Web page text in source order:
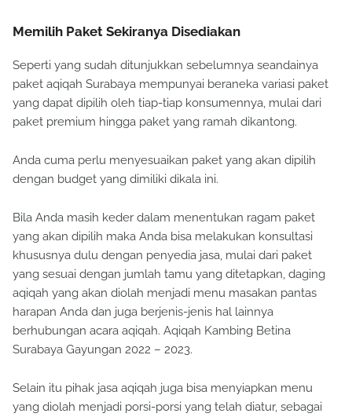
Memilih Paket Sekiranya Disediakan
Seperti yang sudah ditunjukkan sebelumnya seandainya
paket aqiqah Surabaya mempunyai beraneka variasi paket
yang dapat dipilih oleh tiap-tiap konsumennya, mulai dari
paket premium hingga paket yang ramah dikantong.
Anda cuma perlu menyesuaikan paket yang akan dipilih
dengan budget yang dimiliki dikala ini.
Bila Anda masih keder dalam menentukan ragam paket
yang akan dipilih maka Anda bisa melakukan konsultasi
khususnya dulu dengan penyedia jasa, mulai dari paket
yang sesuai dengan jumlah tamu yang ditetapkan, daging
aqiqah yang akan diolah menjadi menu masakan pantas
harapan Anda dan juga berjenis-jenis hal lainnya
berhubungan acara aqiqah. Aqiqah Kambing Betina
Surabaya Gayungan 2022 – 2023.
Selain itu pihak jasa aqiqah juga bisa menyiapkan menu
yang diolah menjadi porsi-porsi yang telah diatur, sebagai